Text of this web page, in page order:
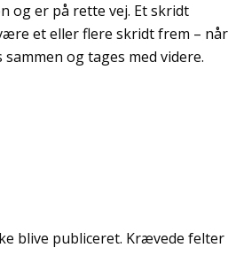
og er på rette vej. Et skridt
et eller flere skridt frem – når
og tages med videre.
blive publiceret. Krævede felter